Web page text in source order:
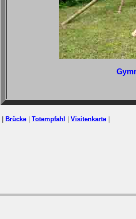
Brücke Totempfahl Visitenkarte